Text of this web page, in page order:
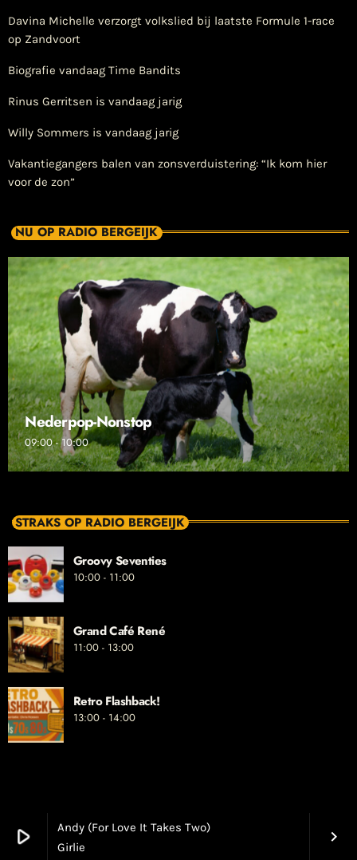
play_arrow
Andy (For Love It Takes Two)
Girlie
keyboard_arrow_right
Davina Michelle verzorgt volkslied bij laatste Formule 1-race
op Zandvoort
Biografie vandaag Time Bandits
Rinus Gerritsen is vandaag jarig
Willy Sommers is vandaag jarig
Vakantiegangers balen van zonsverduistering: “Ik kom hier
voor de zon”
NU OP RADIO BERGEIJK
Nederpop-Nonstop
09:00 - 10:00
STRAKS OP RADIO BERGEIJK
Groovy Seventies
10:00 - 11:00
Grand Café René
11:00 - 13:00
Retro Flashback!
13:00 - 14:00